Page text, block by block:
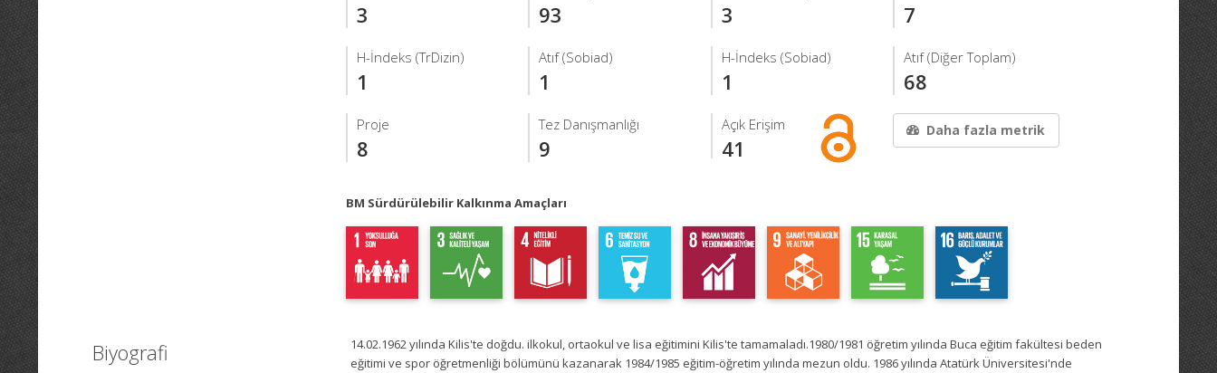
3 93 3 7
H-İndeks (TrDizin)
1
Atıf (Sobiad)
1
H-İndeks (Sobiad)
1
Atıf (Diğer Toplam)
68
Proje
8
Tez Danışmanlığı
9
Açık Erişim
41
Daha fazla metrik
BM Sürdürülebilir Kalkınma Amaçları
Biyografi
14.02.1962 yılında Kilis'te doğdu. ilkokul, ortaokul ve lisa eğitimini Kilis'te tamamaladı.1980/1981 öğretim yılında Buca eğitim fakültesi beden
eğitimi ve spor öğretmenliği bölümünü kazanarak 1984/1985 eğitim-öğretim yılında mezun oldu. 1986 yılında Atatürk Üniversitesi'nde